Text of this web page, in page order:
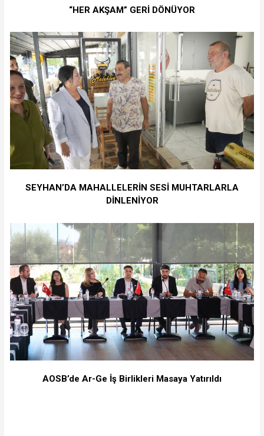
“HER AKŞAM” GERİ DÖNÜYOR
SEYHAN’DA MAHALLELERİN SESİ MUHTARLARLA
DİNLENİYOR
AOSB’de Ar-Ge İş Birlikleri Masaya Yatırıldı